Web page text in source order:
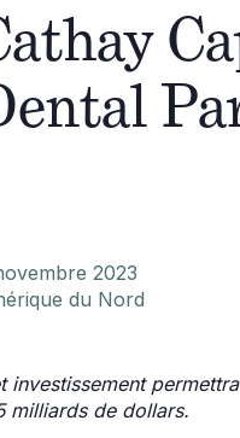
2023
du Nord
investissement
milliards de dollars.